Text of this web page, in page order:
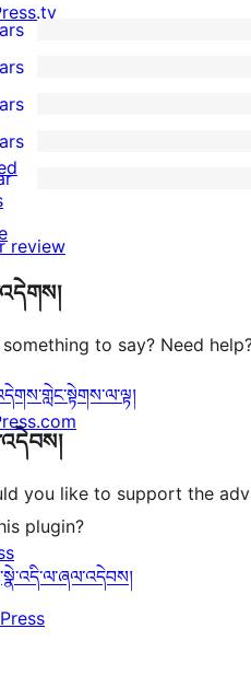
review
to say? Need
you like to support the
plugin?